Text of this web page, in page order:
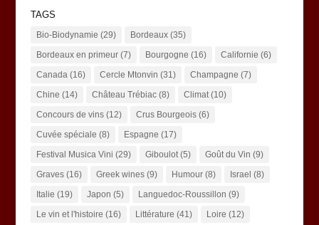
TAGS
Bio-Biodynamie (29) Bordeaux(35)
Bordeaux en primeur(7) Bourgogne (16) Californie (6)
Canada(16) Cercle Mtonvin (31) Champagne (7)
Chine (14) Château Trébiac(8) Climat(10)
Concours de vins(12) Crus Bourgeois(6)
Cuvée spéciale (8) Espagne (17)
Festival Musica Vini (29) Giboulot(5) Goût du Vin (9)
Graves(16) Greek wines(9) Humour(8) Israel (8)
Italie (19) Japon (5) Languedoc-Roussillon (9)
Le vin et l'histoire (16) Littérature (41) Loire (12)